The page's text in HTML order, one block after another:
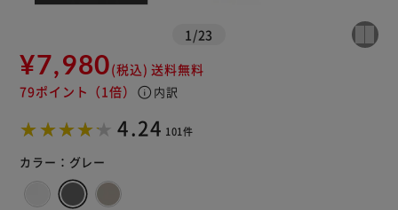
1 /23
¥7,980(税込) 送料無料
79ポイント （1倍） info 内訳
4.24 101件
カラー： グレー
※ご確認ください
カートに入れる